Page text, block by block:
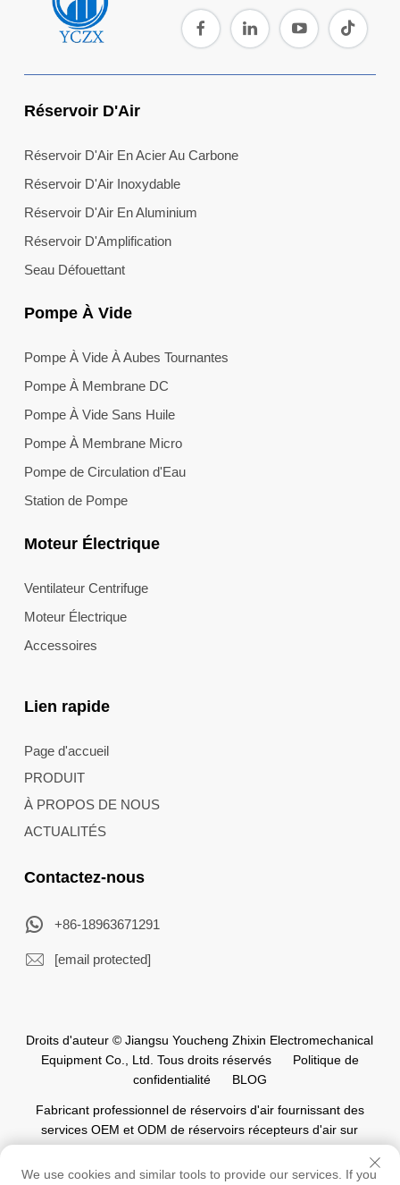
Réservoir D'Air
Réservoir D'Air En Acier Au Carbone
Réservoir D'Air Inoxydable
Réservoir D'Air En Aluminium
Réservoir D'Amplification
Seau Défouettant
Pompe À Vide
Pompe À Vide À Aubes Tournantes
Pompe À Membrane DC
Pompe À Vide Sans Huile
Pompe À Membrane Micro
Pompe de Circulation d'Eau
Station de Pompe
Moteur Électrique
Ventilateur Centrifuge
Moteur Électrique
Accessoires
Lien rapide
Page d'accueil
PRODUIT
À PROPOS DE NOUS
ACTUALITÉS
Contactez-nous
+86-18963671291
[email protected]
Droits d'auteur © Jiangsu Youcheng Zhixin Electromechanical
Equipment Co., Ltd. Tous droits réservés
Politique de
confidentialité
BLOG
Fabricant professionnel de réservoirs d'air fournissant des
services OEM et ODM de réservoirs récepteurs d'air sur
mesure pour l'industrie mondiale de l'automatisation.
We use cookies and similar tools to provide our services. If you